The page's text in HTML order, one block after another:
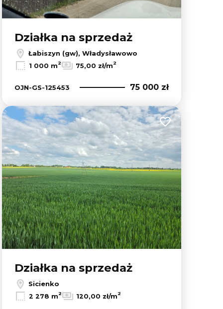
Działka na sprzedaż
Łabiszyn (gw), Władysławowo
1 000 m2 75,00 zł/m2
OJN-GS-125453 75 000 zł
Dodaj do
Działka na sprzedaż
Sicienko
2 278 m2 120,00 zł/m2